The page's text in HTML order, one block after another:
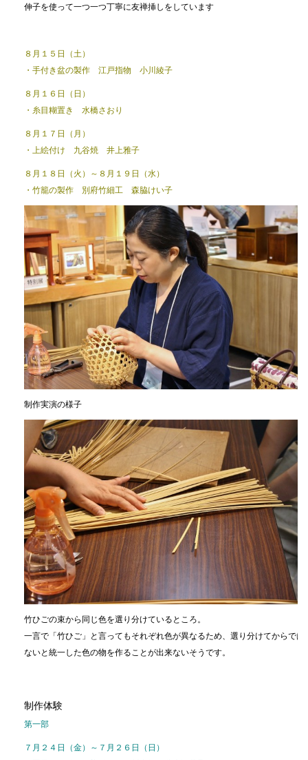
伸子を使って一つ一つ丁寧に友禅挿しをしています
８月１５日（土）
・手付き盆の製作 江戸指物 小川綾子
８月１６日（日）
・糸目糊置き 水橋さおり
８月１７日（月）
・上絵付け 九谷焼 井上雅子
８月１８日（火）～８月１９日（水）
・竹籠の製作 別府竹細工 森脇けい子
制作実演の様子
竹ひごの束から同じ色を選り分けているところ。
一言で「竹ひご」と言ってもそれぞれ色が異なるため、選り分けてからでは
ないと統一した色の物を作ることが出来ないそうです。
制作体験
第一部
７月２４日（金）～７月２６日（日）